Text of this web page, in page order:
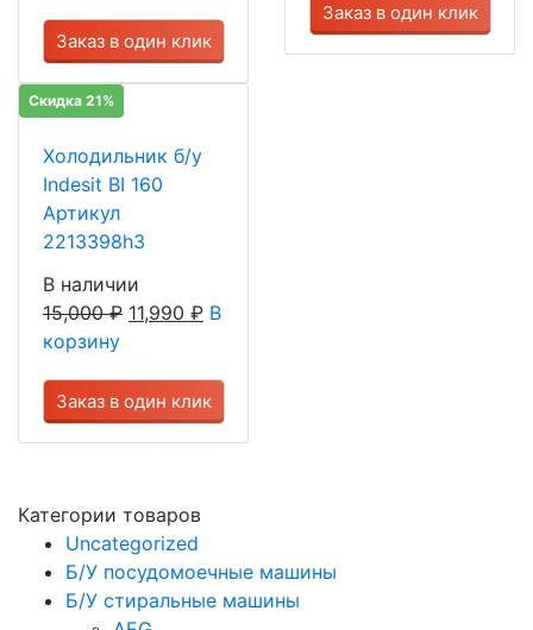
Заказ в один клик
Заказ в один клик
Скидка 21%
Холодильник б/у
Indesit BI 160
Артикул
2213398h3
В наличии
15,000₽ 11,990 ₽ В
корзину
Заказ в один клик
Категории товаров
Uncategorized
Б/У посудомоечные машины
Б/У стиральные машины